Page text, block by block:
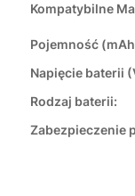
Kompatybilne
Pojemność
Napięcie baterii
Rodzaj baterii:
Zabezpieczenie